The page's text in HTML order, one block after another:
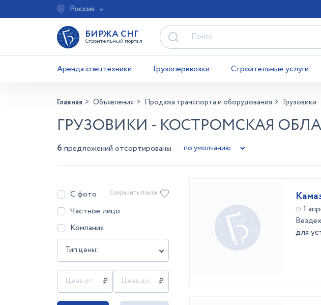
Россия
БИРЖА СНГ
Строительный портал
Аренда спецтехники Грузоперевозки Строительные услуги
Главная Объявления Продажа транспорта и оборудования Грузовики
ГРУЗОВИКИ - КОСТРОМСКАЯ
6 предложений отсортированы
С фото
Частное лицо
Компания
Тип цены:
Сохранить поиск
1
для